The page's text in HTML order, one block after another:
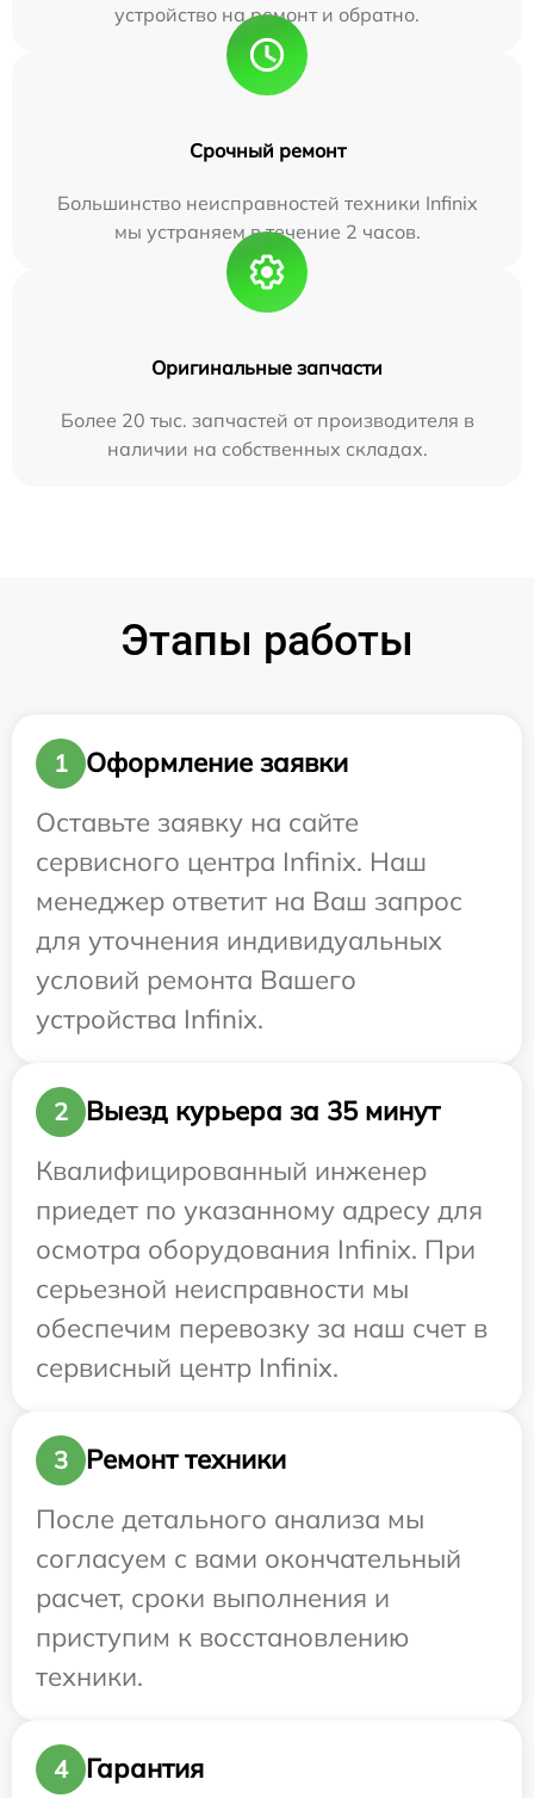
устройство на ремонт и обратно.
Срочный ремонт
Большинство неисправностей техники Infinix
мы устраняем в течение 2 часов.
Оригинальные запчасти
Более 20 тыс. запчастей от производителя в
наличии на собственных складах.
Этапы работы
1
Оформление заявки
Оставьте заявку на сайте
сервисного центра Infinix. Наш
менеджер ответит на Ваш запрос
для уточнения индивидуальных
условий ремонта Вашего
устройства Infinix.
2
Выезд курьера за 35 минут
Квалифицированный инженер
приедет по указанному адресу для
осмотра оборудования Infinix. При
серьезной неисправности мы
обеспечим перевозку за наш счет в
сервисный центр Infinix.
3
Ремонт техники
После детального анализа мы
согласуем с вами окончательный
расчет, сроки выполнения и
приступим к восстановлению
техники.
4 Гарантия